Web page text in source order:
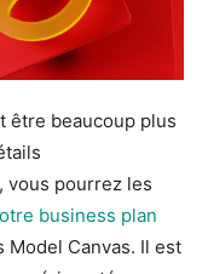
être beaucoup plus
vous pourrez les
business plan
Canvas. Il est